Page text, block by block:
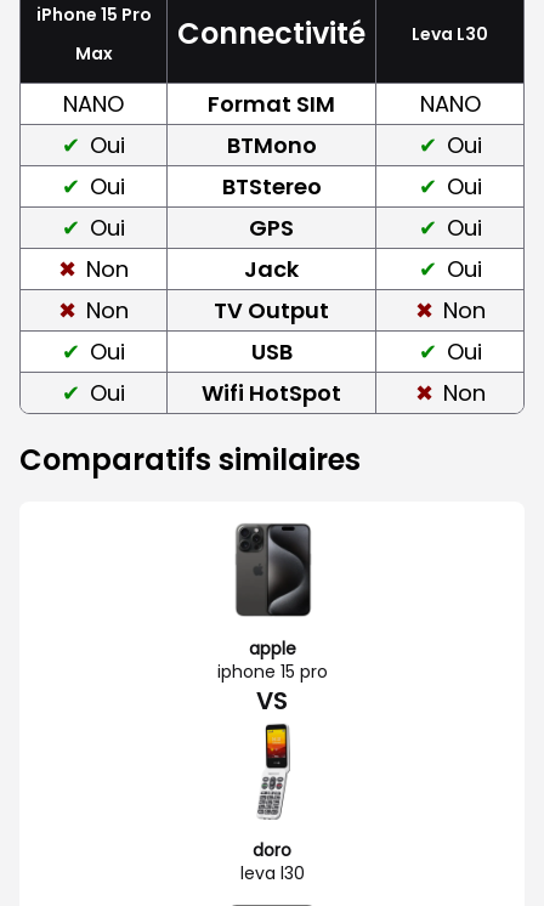
iPhone 15 Pro
Max
Connectivité Leva L30
NANO Format SIM
NANO
Oui
BTMono
Oui
Oui
BTStereo
Oui
Oui
GPS
Oui
Non
Jack
Oui
Non
TV Output
Non
Oui
USB
Oui
Oui
Wifi HotSpot Non
Comparatifs similaires
apple
iphone 15 pro
VS
doro
leva l30